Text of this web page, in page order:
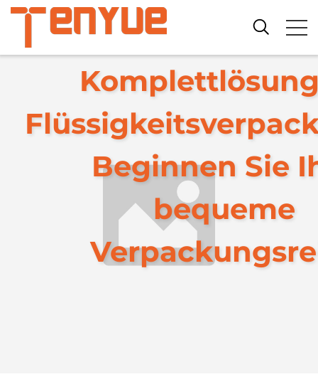
Beginnen Sie
bequeme